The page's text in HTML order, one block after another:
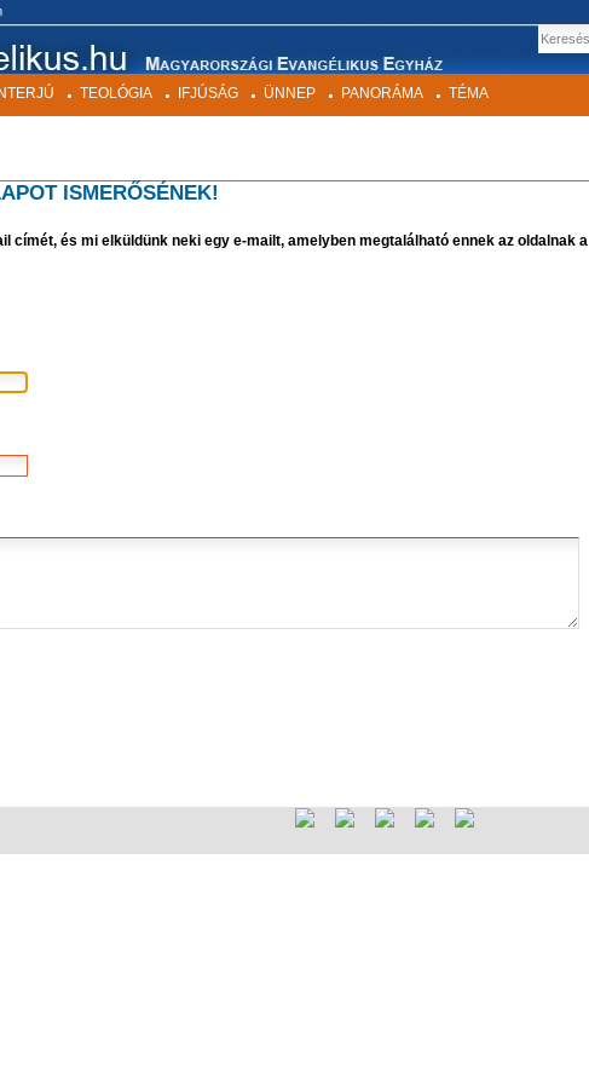
Keresés
INTERJÚ TEOLÓGIA IFJÚSÁG ÜNNEP PANORÁMA TÉMA
ISMERŐSÉNEK!
címét, és mi elküldünk neki egy e-mailt, amelyben megtalálható ennek az oldalnak a